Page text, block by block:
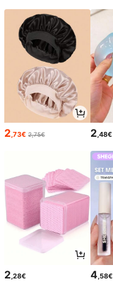
2 ,73€ 2,75€ 2 ,48€
2,28€ 4,58€